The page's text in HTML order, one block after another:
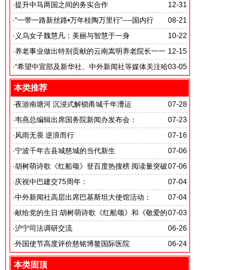
12-31
·提升中马两国之间的务实合作
马达加斯加总统埃里会见中国艺术银行董事长、中外新
闻社社务会主席徐志强先生并达成多项合作协议
08-21
·“一带一路新丝路•万年桂陶万里行”----国内行
10-22
· 义乌女子魏慧凡：美丽与智慧于一身
12-15
·养老事业做出特别贡献的云南嵩明养老院长一一
李丽琼
03-05
·“希望中宣部及新华社、中外新闻社等媒体关注哈
尔滨的发展”
本类推荐
07-28
·夜游南塘河 沉浸式解锁甬城千年漕运
07-23
·韦燕总编辑出席国务院新闻办发布会：
关注海关总署“十五五”时期守好国门安全
07-16
·风雨无畏 逆浪而行
旭日应急救援队硬核抗巴“威风”护平安
07-06
·宁波千年古县城慈城的当代新生
07-06
·胡树萌诗歌《红船颂》登百度热搜榜 阅读量突破
数亿次 打破“曲高和寡”的传播困境
07-04
·庆祝中巴建交75周年：
韦燕总裁同多国大使出席巴基斯坦驻华大使馆举办“芒果
节”
07-04
·中外新闻社高层出席巴基斯坦大使馆活动：
医药、保健和生物科技职业技术教育与培训专题研讨会
07-03
·献给党的生日:胡树萌诗歌《红船颂》和《敬爱的
党啊 我怎能不为你放声歌唱》
06-26
·沪宁司法调研交流
共探司法鉴定发展新路
06-24
·外国使节高度评价慈铭博鳌国际医院
本类固顶